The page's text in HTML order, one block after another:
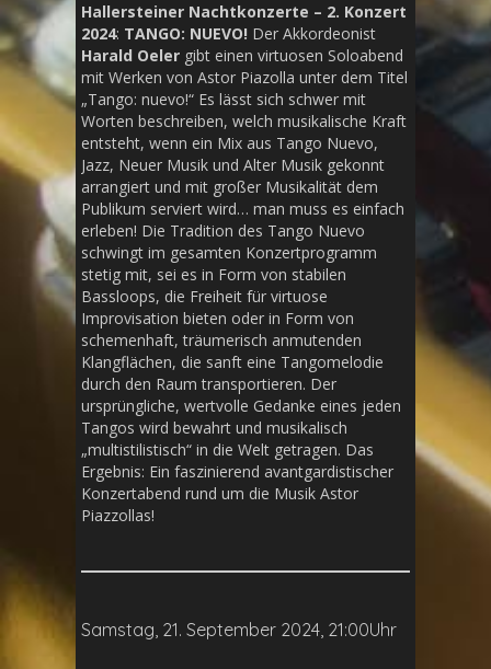
Hallersteiner Nachtkonzerte – 2. Konzert
2024: TANGO: NUEVO! Der Akkordeonist
Harald Oeler gibt einen virtuosen Soloabend
mit Werken von Astor Piazolla unter dem Titel
„Tango: nuevo!“ Es lässt sich schwer mit
Worten beschreiben, welch musikalische Kraft
entsteht, wenn ein Mix aus Tango Nuevo,
Jazz, Neuer Musik und Alter Musik gekonnt
arrangiert und mit großer Musikalität dem
Publikum serviert wird… man muss es einfach
erleben! Die Tradition des Tango Nuevo
schwingt im gesamten Konzertprogramm
stetig mit, sei es in Form von stabilen
Bassloops, die Freiheit für virtuose
Improvisation bieten oder in Form von
schemenhaft, träumerisch anmutenden
Klangflächen, die sanft eine Tangomelodie
durch den Raum transportieren. Der
ursprüngliche, wertvolle Gedanke eines jeden
Tangos wird bewahrt und musikalisch
„multistilistisch“ in die Welt getragen. Das
Ergebnis: Ein faszinierend avantgardistischer
Konzertabend rund um die Musik Astor
Piazzollas!
Samstag, 21. September 2024, 21:00Uhr